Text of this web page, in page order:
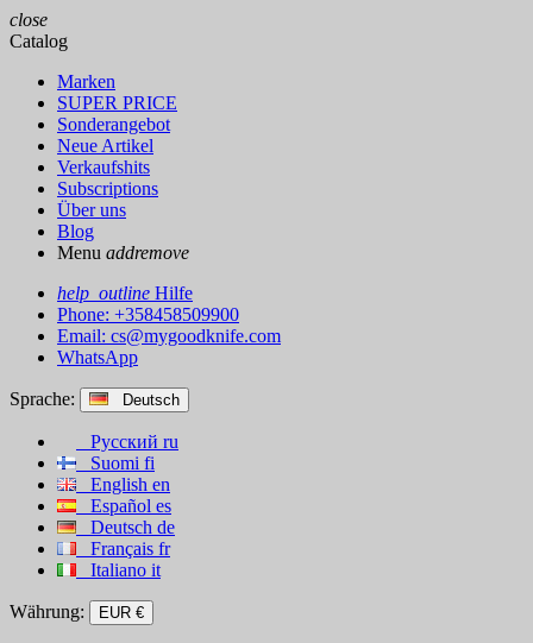
close
Catalog
Marken
SUPER PRICE
Sonderangebot
Neue Artikel
Verkaufshits
Subscriptions
Über uns
Blog
Menu addremove
help_outline Hilfe
Phone: +358458509900
Email: cs@mygoodknife.com
WhatsApp
Sprache: Deutsch
Русский ru
Suomi fi
English en
Español es
Deutsch de
Français fr
Italiano it
Währung: EUR €